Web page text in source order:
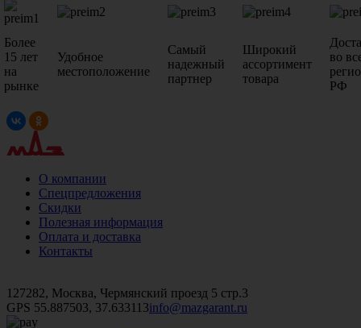
Более
15 лет
на
рынке
Удобное
местоположение
Самый
надежный
партнер
Широкий
ассортимент
товара
во
РФ
О компании
Спецпредложения
Скидки
Полезная информация
Оплата и доставка
Контакты
127282, Москва, Чермянский проезд 5 стр.3
GPS 55.887503, 37.633113info@mazgarant.ru